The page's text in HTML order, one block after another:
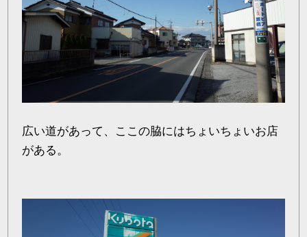
広い道があって、ここの脇にはちょいちょいお店
がある。